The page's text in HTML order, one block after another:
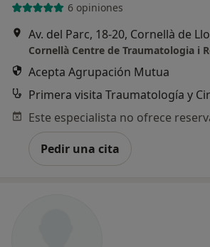
6 opiniones
Av. del Parc, 18-20, Cornellà de
Cornellà Centre de Traumatologia i
Acepta Agrupación Mutua
Primera visita Traumatología y
Pedir una cita